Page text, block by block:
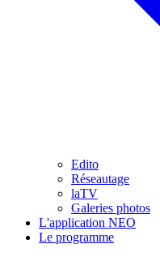
Edito
Réseautage
laTV
Galeries photos
L'application NEO
Le programme